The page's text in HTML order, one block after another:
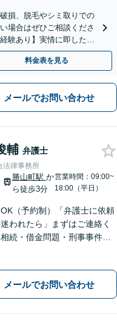
損、脱毛やシミ取りでの
場合はぜひご相談くださ
験あり】実情に即したア
目指します。
料金表を見る
メールでお問い合わせ
輔 弁護士
法律事務所
勝山町駅 か
ら徒歩3分
営業時間：09:00~
18:00（平日）
（予約制）「弁護士に依頼
われたら」まずはご連絡く
続・借金問題・刑事事件・
。お気軽にご連絡ください。
駅3分】
メールでお問い合わせ